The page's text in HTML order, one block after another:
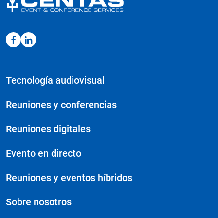
Tecnología audiovisual
Reuniones y conferencias
Reuniones digitales
Evento en directo
Reuniones y eventos híbridos
Sobre nosotros